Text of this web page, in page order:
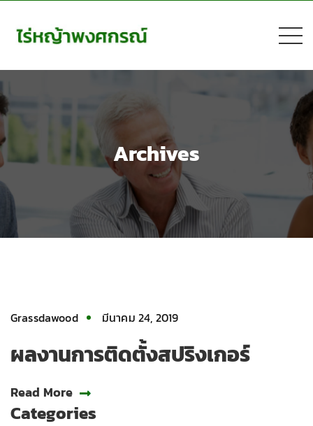
Archives
Grassdawood มีนาคม 24, 2019
ผลงานการติดตั้งสปริงเกอร์
Read More
Categories